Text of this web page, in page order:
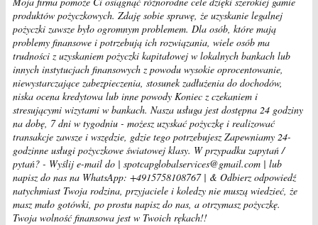
produktów pożyczkowych. Zdaję sobie sprawę, że uzyskanie legalnej
pożyczki zawsze było ogromnym problemem. Dla osób, które mają
problemy finansowe i potrzebują ich rozwiązania, wiele osób ma
trudności z uzyskaniem pożyczki kapitałowej w lokalnych bankach lub
innych instytucjach finansowych z powodu wysokie oprocentowanie,
niewystarczające zabezpieczenia, stosunek zadłużenia do dochodów,
niska ocena kredytowa lub inne powody Koniec z czekaniem i
stresującymi wizytami w bankach. Nasza usługa jest dostępna 24 godziny
na dobę, 7 dni w tygodniu - możesz uzyskać pożyczkę i realizować
transakcje zawsze i wszędzie, gdzie tego potrzebujesz Zapewniamy 24-
godzinne usługi pożyczkowe światowej klasy. W przypadku zapytań /
pytań? - Wyślij e-mail do | spotcapglobalservices@gmail.com | lub
napisz do nas na WhatsApp: +4915758108767 | & Odbierz odpowiedź
natychmiast Twoja rodzina, przyjaciele i koledzy nie muszą wiedzieć, że
masz mało gotówki, po prostu napisz do nas, a otrzymasz pożyczkę.
Twoja wolność finansowa jest w Twoich rękach!!